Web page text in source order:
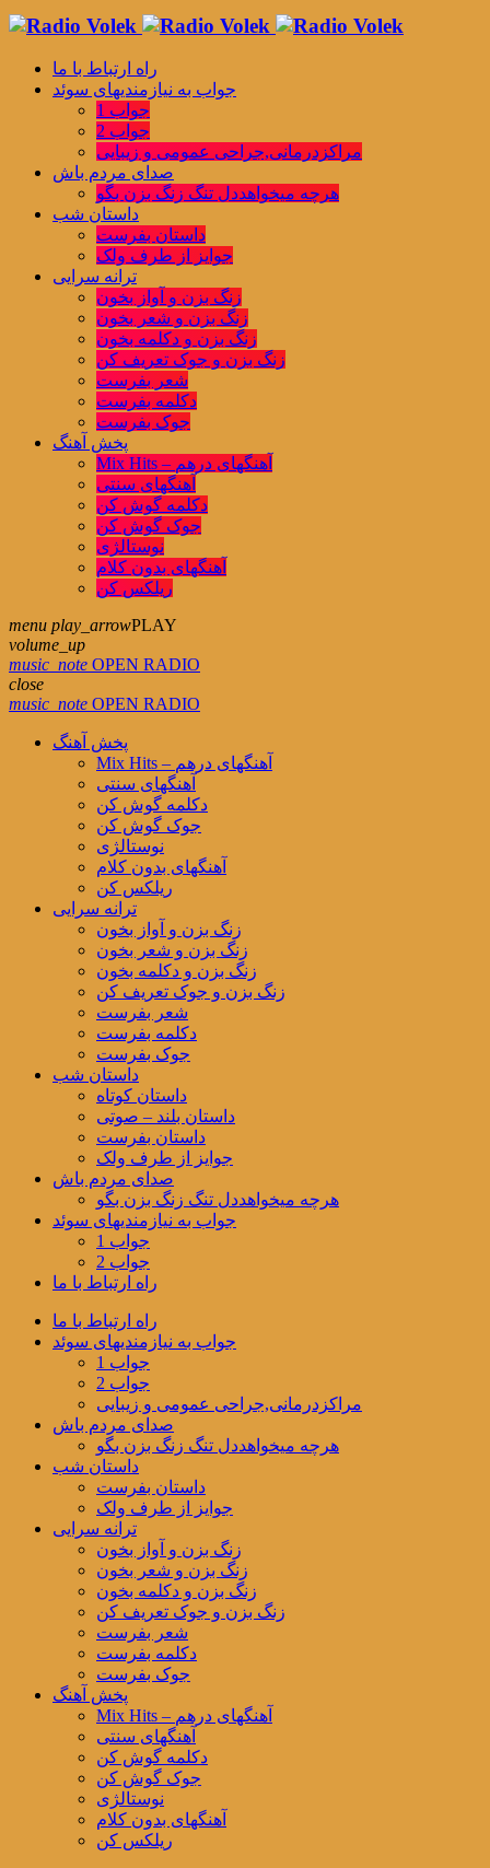
راه ارتباط با ما
جواب به نیازمندیهای سوئد
جواب 1
جواب 2
مراکزدرمانی,جراحی عمومی و زیبایی
صدای مردم باش
هرچه میخواهددل تنگ زنگ بزن بگو
داستان شب
داستان بفرست
جوایز از طرف ولک
ترانه سرایی
زنگ بزن و آواز بخون
زنگ بزن و شعر بخون
زنگ بزن و دکلمه بخون
زنگ بزن و جوک تعریف کن
شعر بفرست
دکلمه بفرست
جوک بفرست
پخش آهنگ
Mix Hits – آهنگهای درهم
آهنگهای سنتی
دکلمه گوش کن
جوک گوش کن
نوستالژی
آهنگهای بدون کلام
ریلکس کن
menu play_arrowPLAY
volume_up
music_note OPEN RADIO
close
music_note OPEN RADIO
پخش آهنگ
Mix Hits – آهنگهای درهم
آهنگهای سنتی
دکلمه گوش کن
جوک گوش کن
نوستالژی
آهنگهای بدون کلام
ریلکس کن
ترانه سرایی
زنگ بزن و آواز بخون
زنگ بزن و شعر بخون
زنگ بزن و دکلمه بخون
زنگ بزن و جوک تعریف کن
شعر بفرست
دکلمه بفرست
جوک بفرست
داستان شب
داستان کوتاه
داستان بلند – صوتی
داستان بفرست
جوایز از طرف ولک
صدای مردم باش
هرچه میخواهددل تنگ زنگ بزن بگو
جواب به نیازمندیهای سوئد
جواب 1
جواب 2
راه ارتباط با ما
راه ارتباط با ما
جواب به نیازمندیهای سوئد
جواب 1
جواب 2
مراکزدرمانی,جراحی عمومی و زیبایی
صدای مردم باش
هرچه میخواهددل تنگ زنگ بزن بگو
داستان شب
داستان بفرست
جوایز از طرف ولک
ترانه سرایی
زنگ بزن و آواز بخون
زنگ بزن و شعر بخون
زنگ بزن و دکلمه بخون
زنگ بزن و جوک تعریف کن
شعر بفرست
دکلمه بفرست
جوک بفرست
پخش آهنگ
Mix Hits – آهنگهای درهم
آهنگهای سنتی
دکلمه گوش کن
جوک گوش کن
نوستالژی
آهنگهای بدون کلام
ریلکس کن